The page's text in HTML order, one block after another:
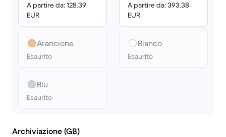
A partire da: 128.39
EUR
Arancione
Esaurito
Blu
Esaurito
A partire da: 393.38
EUR
Bianco
Esaurito
Archiviazione (GB)